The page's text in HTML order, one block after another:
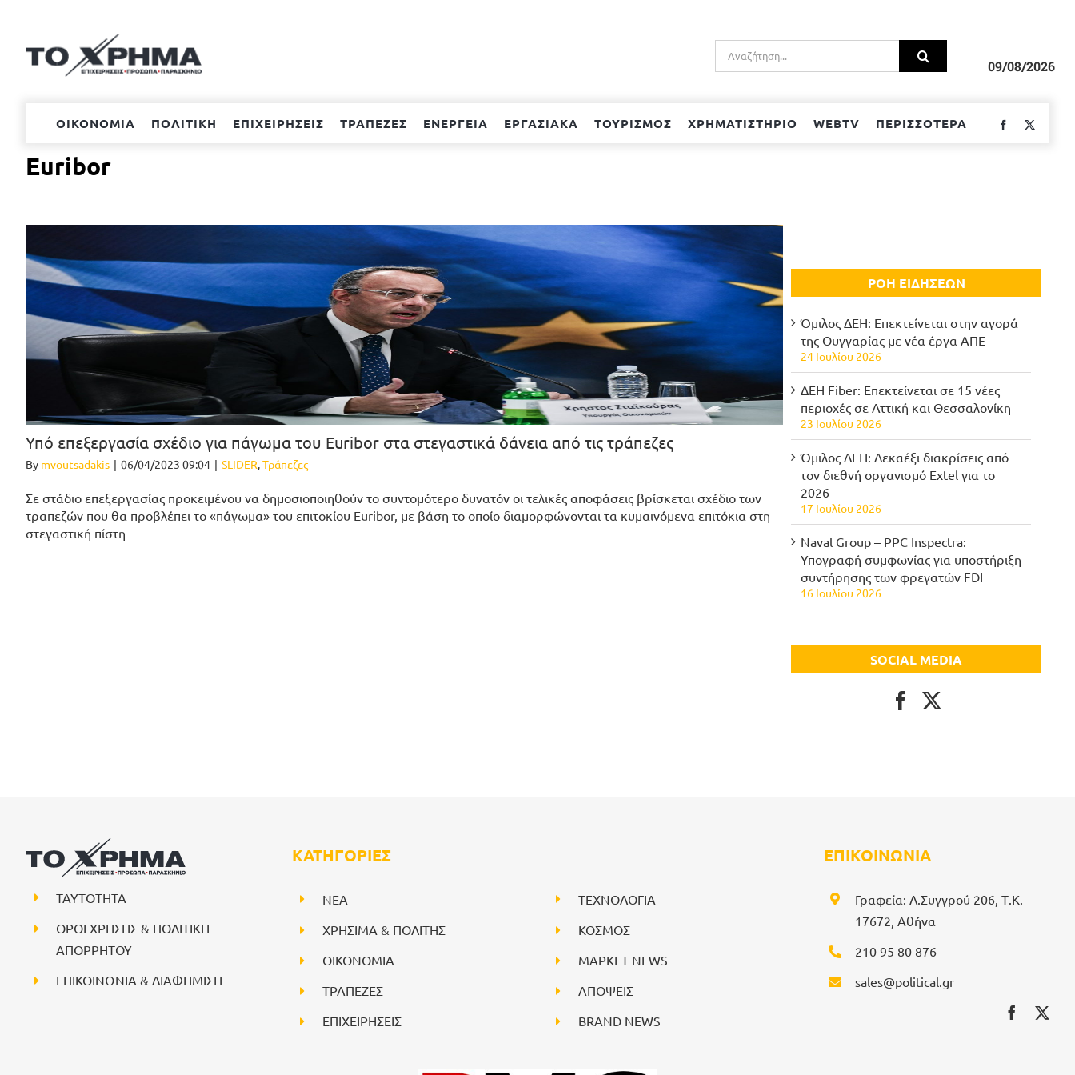
περιεχόμενο
Αναζήτηση
για:
09/08/2026
ΟΙΚΟΝΟΜΙΑ ΠΟΛΙΤΙΚΗ ΕΠΙΧΕΙΡΗΣΕΙΣ ΤΡΑΠΕΖΕΣ ΕΝΕΡΓΕΙΑ ΕΡΓΑΣΙΑΚΑ ΤΟΥΡΙΣΜΟΣ ΧΡΗΜΑΤΙΣΤΗΡΙΟ WEBTV ΠΕΡΙΣΣΟΤΕΡΑ Facebook
Euribor
Υπό επεξεργασία σχέδιο για πάγωμα του Euribor στα στεγαστικά δάνεια από τις τράπεζες
By mvoutsadakis | 06/04/2023 09:04 | SLIDER,Τράπεζες
Σε στάδιο επεξεργασίας προκειμένου να δημοσιοποιηθούν το συντομότερο δυνατόν οι τελικές αποφάσεις βρίσκεται σχέδιο των
τραπεζών που θα προβλέπει το «πάγωμα» του επιτοκίου Euribor, με βάση το οποίο διαμορφώνονται τα κυμαινόμενα επιτόκια στη
στεγαστική πίστη
ΡΟΗ ΕΙΔΗΣΕΩΝ
Όμιλος ΔΕΗ: Επεκτείνεται στην αγορά
της Ουγγαρίας με νέα έργα ΑΠΕ
24 Ιουλίου 2026
ΔΕΗ Fiber: Επεκτείνεται σε 15 νέες
περιοχές σε Αττική και Θεσσαλονίκη
23 Ιουλίου 2026
Όμιλος ΔΕΗ: Δεκαέξι διακρίσεις από
τον διεθνή οργανισμό Extel για το
2026
17 Ιουλίου 2026
Naval Group – PPC Inspectra:
Υπογραφή συμφωνίας για υποστήριξη
συντήρησης των φρεγατών FDI
16 Ιουλίου 2026
SOCIAL MEDIA
ΤΑΥΤΟΤΗΤΑ
ΟΡΟΙ ΧΡΗΣΗΣ & ΠΟΛΙΤΙΚΗ
ΑΠΟΡΡΗΤΟΥ
ΕΠΙΚΟΙΝΩΝΙΑ & ΔΙΑΦΗΜΙΣΗ
ΚΑΤΗΓΟΡΙΕΣ
NEA
ΧΡΗΣΙΜΑ & ΠΟΛΙΤΗΣ
ΟΙΚΟΝΟΜΙΑ
ΤΡΑΠΕΖΕΣ
ΕΠΙΧΕΙΡΗΣΕΙΣ
ΤΕΧΝΟΛΟΓΙΑ
ΚΟΣΜΟΣ
ΜΑΡΚΕΤ NEWS
ΑΠΟΨΕΙΣ
BRAND NEWS
ΕΠΙΚΟΙΝΩΝΙΑ
Γραφεία: Λ.Συγγρού 206, Τ.Κ.
17672, Αθήνα
210 95 80 876
sales@political.gr